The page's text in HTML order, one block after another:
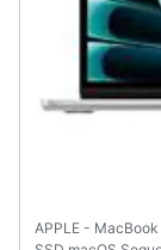
APPLE -